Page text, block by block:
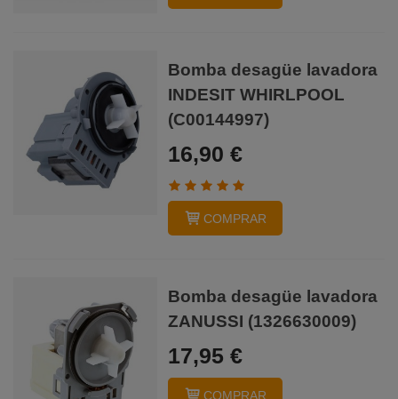
Bomba desagüe lavadora
INDESIT WHIRLPOOL
(C00144997)
16,90 €
COMPRAR
Bomba desagüe lavadora
ZANUSSI (1326630009)
17,95 €
COMPRAR